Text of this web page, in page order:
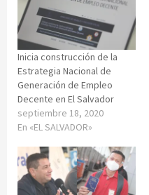
Inicia construcción de la
Estrategia Nacional de
Generación de Empleo
Decente en El Salvador
septiembre 18, 2020
En «EL SALVADOR»